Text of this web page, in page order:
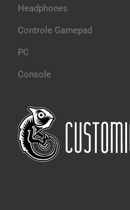
Headphones
Controle Gamepad
PC
Console